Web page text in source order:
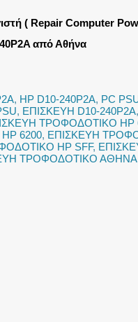
( Repair Computer
από Αθήνα
, HP D10-240P2A, PC
, ΕΠΙΣΚΕΥΗ D10-240P2A,
ΤΡΟΦΟΔΟΤΙΚΟ HP
6200, ΕΠΙΣΚΕΥΗ
HP SFF,
ΤΡΟΦΟΔΟΤΙΚΟ ΑΘΗΝΑ